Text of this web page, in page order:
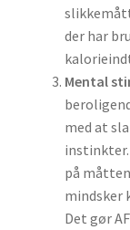
der har
Mental
med at
instinkter.
på
mindsker
Det gør